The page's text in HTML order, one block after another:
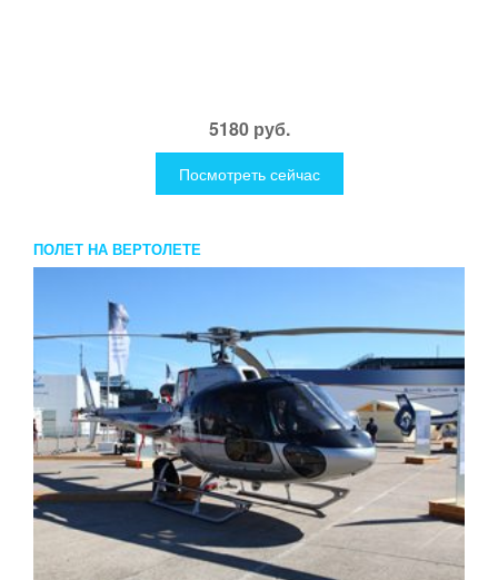
5180 руб.
Посмотреть сейчас
ПОЛЕТ НА ВЕРТОЛЕТЕ